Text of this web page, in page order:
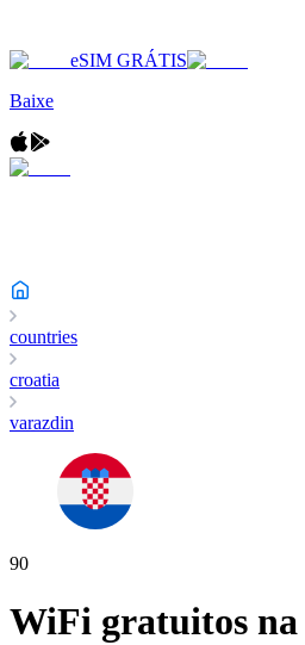
eSIM GRÁTIS
Baixe
countries
croatia
varazdin
90
WiFi gratuitos na